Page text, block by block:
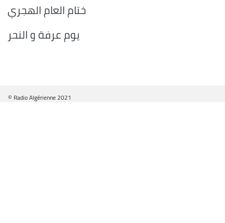
ختام العام الهجري
يوم عرفة و النحر
© Radio Algérienne 2021